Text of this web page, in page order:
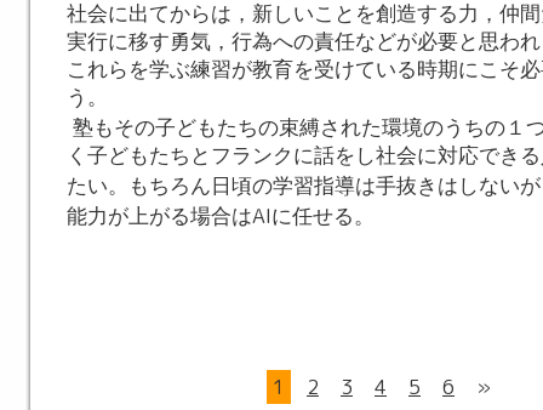
社会に出てからは，新しいことを創造する力，仲
実行に移す勇気，行為への責任などが必要と思わ
これらを学ぶ練習が教育を受けている時期にこそ
う。
塾もその子どもたちの束縛された環境のうちの１
く子どもたちとフランクに話をし社会に対応でき
たい。もちろん日頃の学習指導は手抜きはしない
能力が上がる場合はAIに任せる。
1 2 3 4 5 6 »